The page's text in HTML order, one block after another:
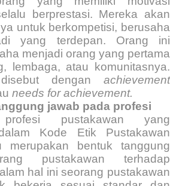
berprestasi. Mereka akan
untuk berkompetisi, berusaha
yang terdepan. Orang ini
menjadi orang yang pertama
lembaga, atau komunitasnya.
dengan achievement
needs for achievement.
jawab pada profesi
pustakawan yang
Kode Etik Pustakawan
merupakan bentuk tanggung
pustakawan terhadap
hal ini seorang pustakawan